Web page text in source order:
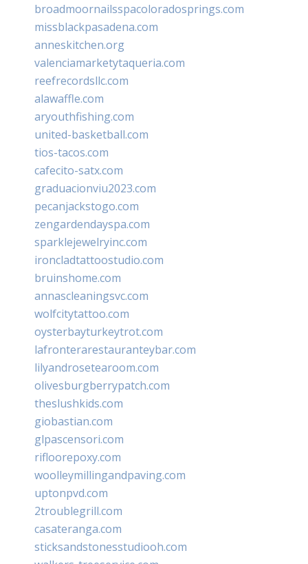
broadmoornailsspacoloradosprings.com
missblackpasadena.com
anneskitchen.org
valenciamarketytaqueria.com
reefrecordsllc.com
alawaffle.com
aryouthfishing.com
united-basketball.com
tios-tacos.com
cafecito-satx.com
graduacionviu2023.com
pecanjackstogo.com
zengardendayspa.com
sparklejewelryinc.com
ironcladtattoostudio.com
bruinshome.com
annascleaningsvc.com
wolfcitytattoo.com
oysterbayturkeytrot.com
lafronterarestauranteybar.com
lilyandrosetearoom.com
olivesburgberrypatch.com
theslushkids.com
giobastian.com
glpascensori.com
rifloorepoxy.com
woolleymillingandpaving.com
uptonpvd.com
2troublegrill.com
casateranga.com
sticksandstonesstudiooh.com